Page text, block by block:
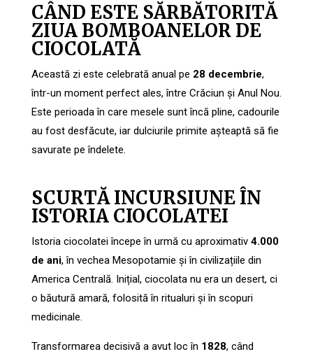
CÂND ESTE SĂRBĂTORITĂ
ZIUA BOMBOANELOR DE
CIOCOLATĂ
Această zi este celebrată anual pe 28 decembrie,
într-un moment perfect ales, între Crăciun și Anul Nou.
Este perioada în care mesele sunt încă pline, cadourile
au fost desfăcute, iar dulciurile primite așteaptă să fie
savurate pe îndelete.
SCURTĂ INCURSIUNE ÎN
ISTORIA CIOCOLATEI
Istoria ciocolatei începe în urmă cu aproximativ 4.000
de ani, în vechea Mesopotamie și în civilizațiile din
America Centrală. Inițial, ciocolata nu era un desert, ci
o băutură amară, folosită în ritualuri și în scopuri
medicinale.
Transformarea decisivă a avut loc în 1828, când